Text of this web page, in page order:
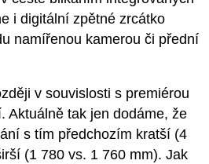
i digitální zpětné zrcátko
namířenou kamerou či přední
v souvislosti s premiérou
Aktuálně tak jen dodáme, že
s tím předchozím kratší (4
(1 780 vs. 1 760 mm). Jak